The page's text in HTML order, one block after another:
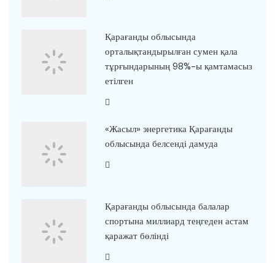
Қарағанды облысында
орталықтандырылған сумен қала
тұрғындарының 98%-ы қамтамасыз
етілген
«Жасыл» энергетика Қарағанды
облысында белсенді дамуда
Қарағанды облысында балалар
спортына миллиард теңгеден астам
қаражат бөлінді